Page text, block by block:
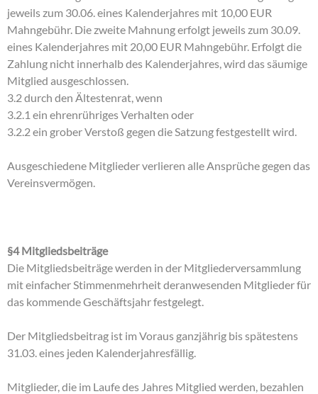
jeweils zum 30.06. eines Kalenderjahres mit 10,00 EUR
Mahngebühr. Die zweite Mahnung erfolgt jeweils zum 30.09.
eines Kalenderjahres mit 20,00 EUR Mahngebühr. Erfolgt die
Zahlung nicht innerhalb des Kalenderjahres, wird das säumige
Mitglied ausgeschlossen.
3.2 durch den Ältestenrat, wenn
3.2.1 ein ehrenrühriges Verhalten oder
3.2.2 ein grober Verstoß gegen die Satzung festgestellt wird.
Ausgeschiedene Mitglieder verlieren alle Ansprüche gegen das
Vereinsvermögen.
§4 Mitgliedsbeiträge
Die Mitgliedsbeiträge werden in der Mitgliederversammlung
mit einfacher Stimmenmehrheit deranwesenden Mitglieder für
das kommende Geschäftsjahr festgelegt.
Der Mitgliedsbeitrag ist im Voraus ganzjährig bis spätestens
31.03. eines jeden Kalenderjahresfällig.
Mitglieder, die im Laufe des Jahres Mitglied werden, bezahlen